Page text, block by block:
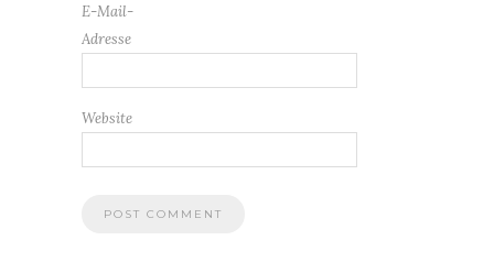
E-Mail-
Adresse
Website